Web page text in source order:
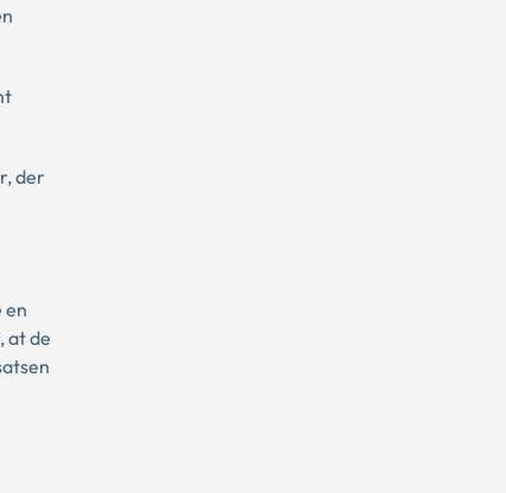
der
en
at de